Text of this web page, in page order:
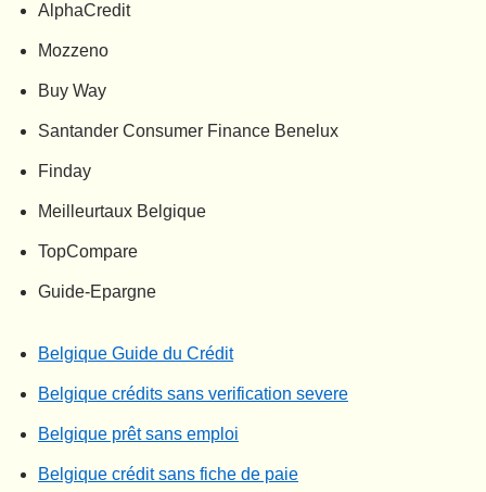
AlphaCredit
Mozzeno
Buy Way
Santander Consumer Finance Benelux
Finday
Meilleurtaux Belgique
TopCompare
Guide-Epargne
Belgique Guide du Crédit
Belgique crédits sans verification severe
Belgique prêt sans emploi
Belgique crédit sans fiche de paie